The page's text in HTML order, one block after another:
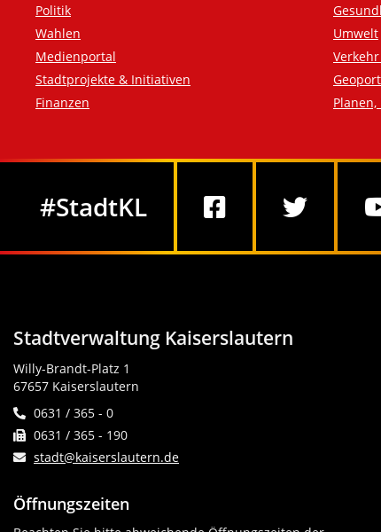
Politik
Wahlen
Medienportal
Stadtprojekte & Initiativen
Finanzen
Umwelt
#StadtKL
Stadtverwaltung Kaiserslautern
Willy-Brandt-Platz 1
67657 Kaiserslautern
0631 / 365 - 0
0631 / 365 - 190
stadt@kaiserslautern.de
Öffnungszeiten